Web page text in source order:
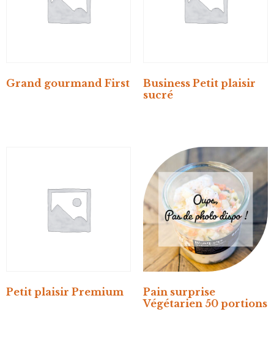
Grand gourmand First
Business Petit plaisir
sucré
Petit plaisir Premium
Pain surprise
Végétarien 50 portions